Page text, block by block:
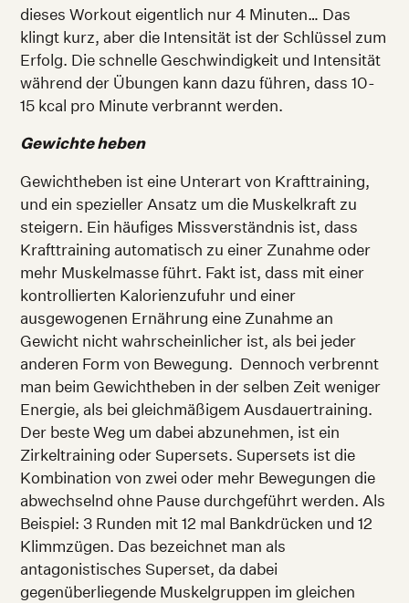
dieses Workout eigentlich nur 4 Minuten… Das
klingt kurz, aber die Intensität ist der Schlüssel zum
Erfolg. Die schnelle Geschwindigkeit und Intensität
während der Übungen kann dazu führen, dass 10-
15 kcal pro Minute verbrannt werden.
Gewichte heben
Gewichtheben ist eine Unterart von Krafttraining,
und ein spezieller Ansatz um die Muskelkraft zu
steigern. Ein häufiges Missverständnis ist, dass
Krafttraining automatisch zu einer Zunahme oder
mehr Muskelmasse führt. Fakt ist, dass mit einer
kontrollierten Kalorienzufuhr und einer
ausgewogenen Ernährung eine Zunahme an
Gewicht nicht wahrscheinlicher ist, als bei jeder
anderen Form von Bewegung. Dennoch verbrennt
man beim Gewichtheben in der selben Zeit weniger
Energie, als bei gleichmäßigem Ausdauertraining.
Der beste Weg um dabei abzunehmen, ist ein
Zirkeltraining oder Supersets. Supersets ist die
Kombination von zwei oder mehr Bewegungen die
abwechselnd ohne Pause durchgeführt werden. Als
Beispiel: 3 Runden mit 12 mal Bankdrücken und 12
Klimmzügen. Das bezeichnet man als
antagonistisches Superset, da dabei
gegenüberliegende Muskelgruppen im gleichen